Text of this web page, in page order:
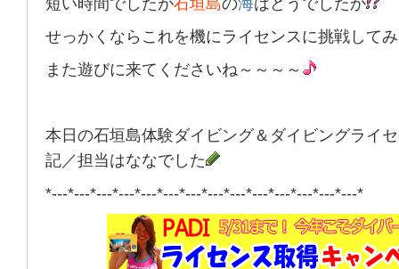
短い時間でしたが石垣島の海はどうでしたか
せっかくならこれを機にライセンスに挑戦して
また遊びに来てくださいね～～～～
本日の石垣島体験ダイビング＆ダイビングライ
記／担当はななでした
*---*---*---*---*---*---*---*---*---*---*---*---*---*---*